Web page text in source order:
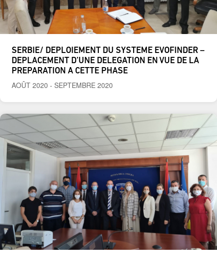
SERBIE/ DEPLOIEMENT DU SYSTEME EVOFINDER –
DEPLACEMENT D’UNE DELEGATION EN VUE DE LA
PREPARATION A CETTE PHASE
AOÛT 2020 - SEPTEMBRE 2020